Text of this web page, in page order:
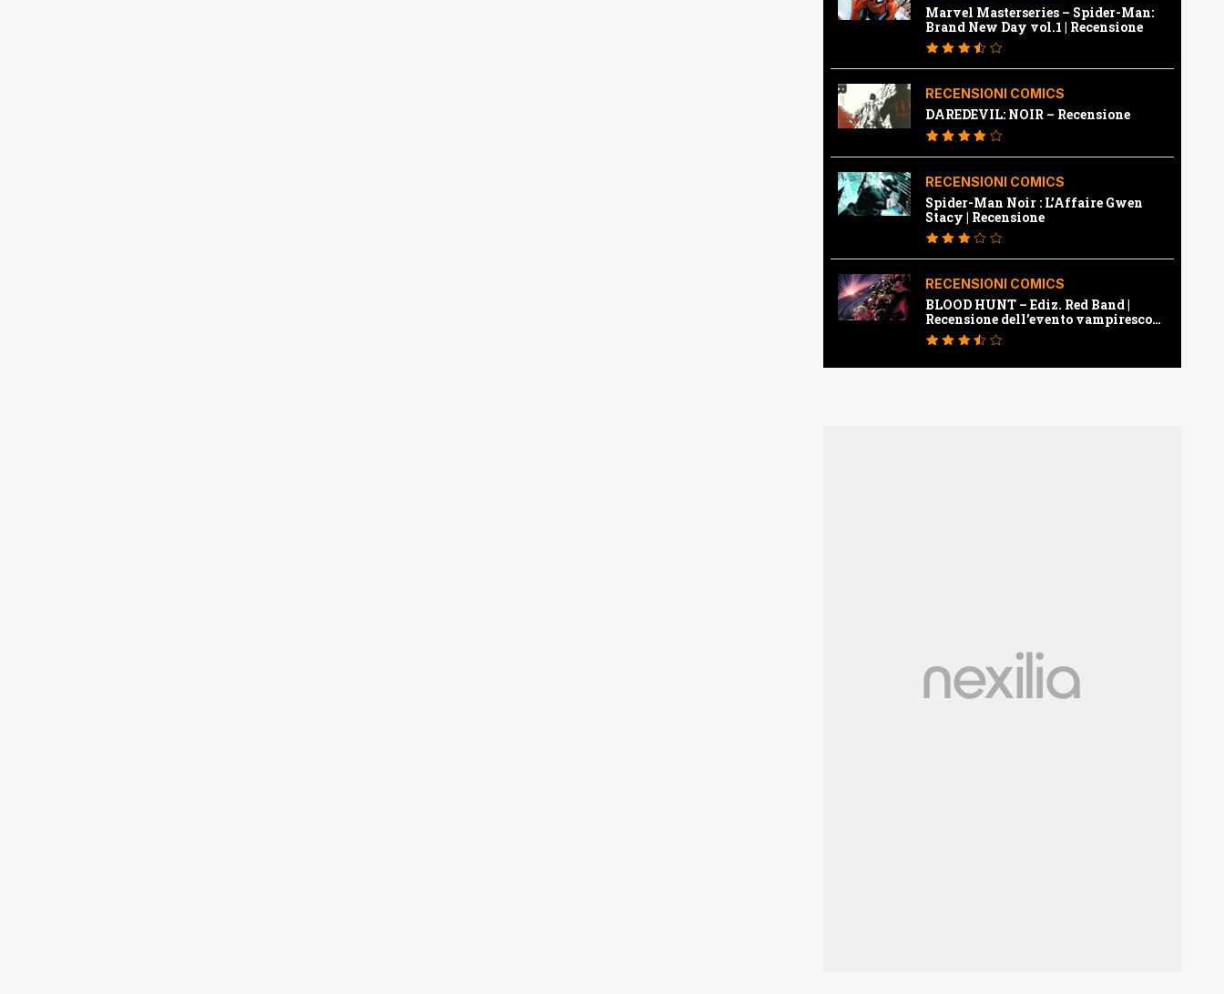
Marvel Masterseries – Spider-Man:
Brand New Day vol.1 | Recensione
RECENSIONI COMICS
DAREDEVIL: NOIR – Recensione
RECENSIONI COMICS
Spider-Man Noir : L’Affaire Gwen
Stacy | Recensione
RECENSIONI COMICS
BLOOD HUNT – Ediz. Red Band |
Recensione dell’evento vampiresco
della Marvel